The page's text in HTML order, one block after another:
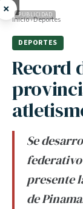
× PUBLICIDAD
Inicio›Deportes
DEPORTES
Record
Se
federativo
presente
de